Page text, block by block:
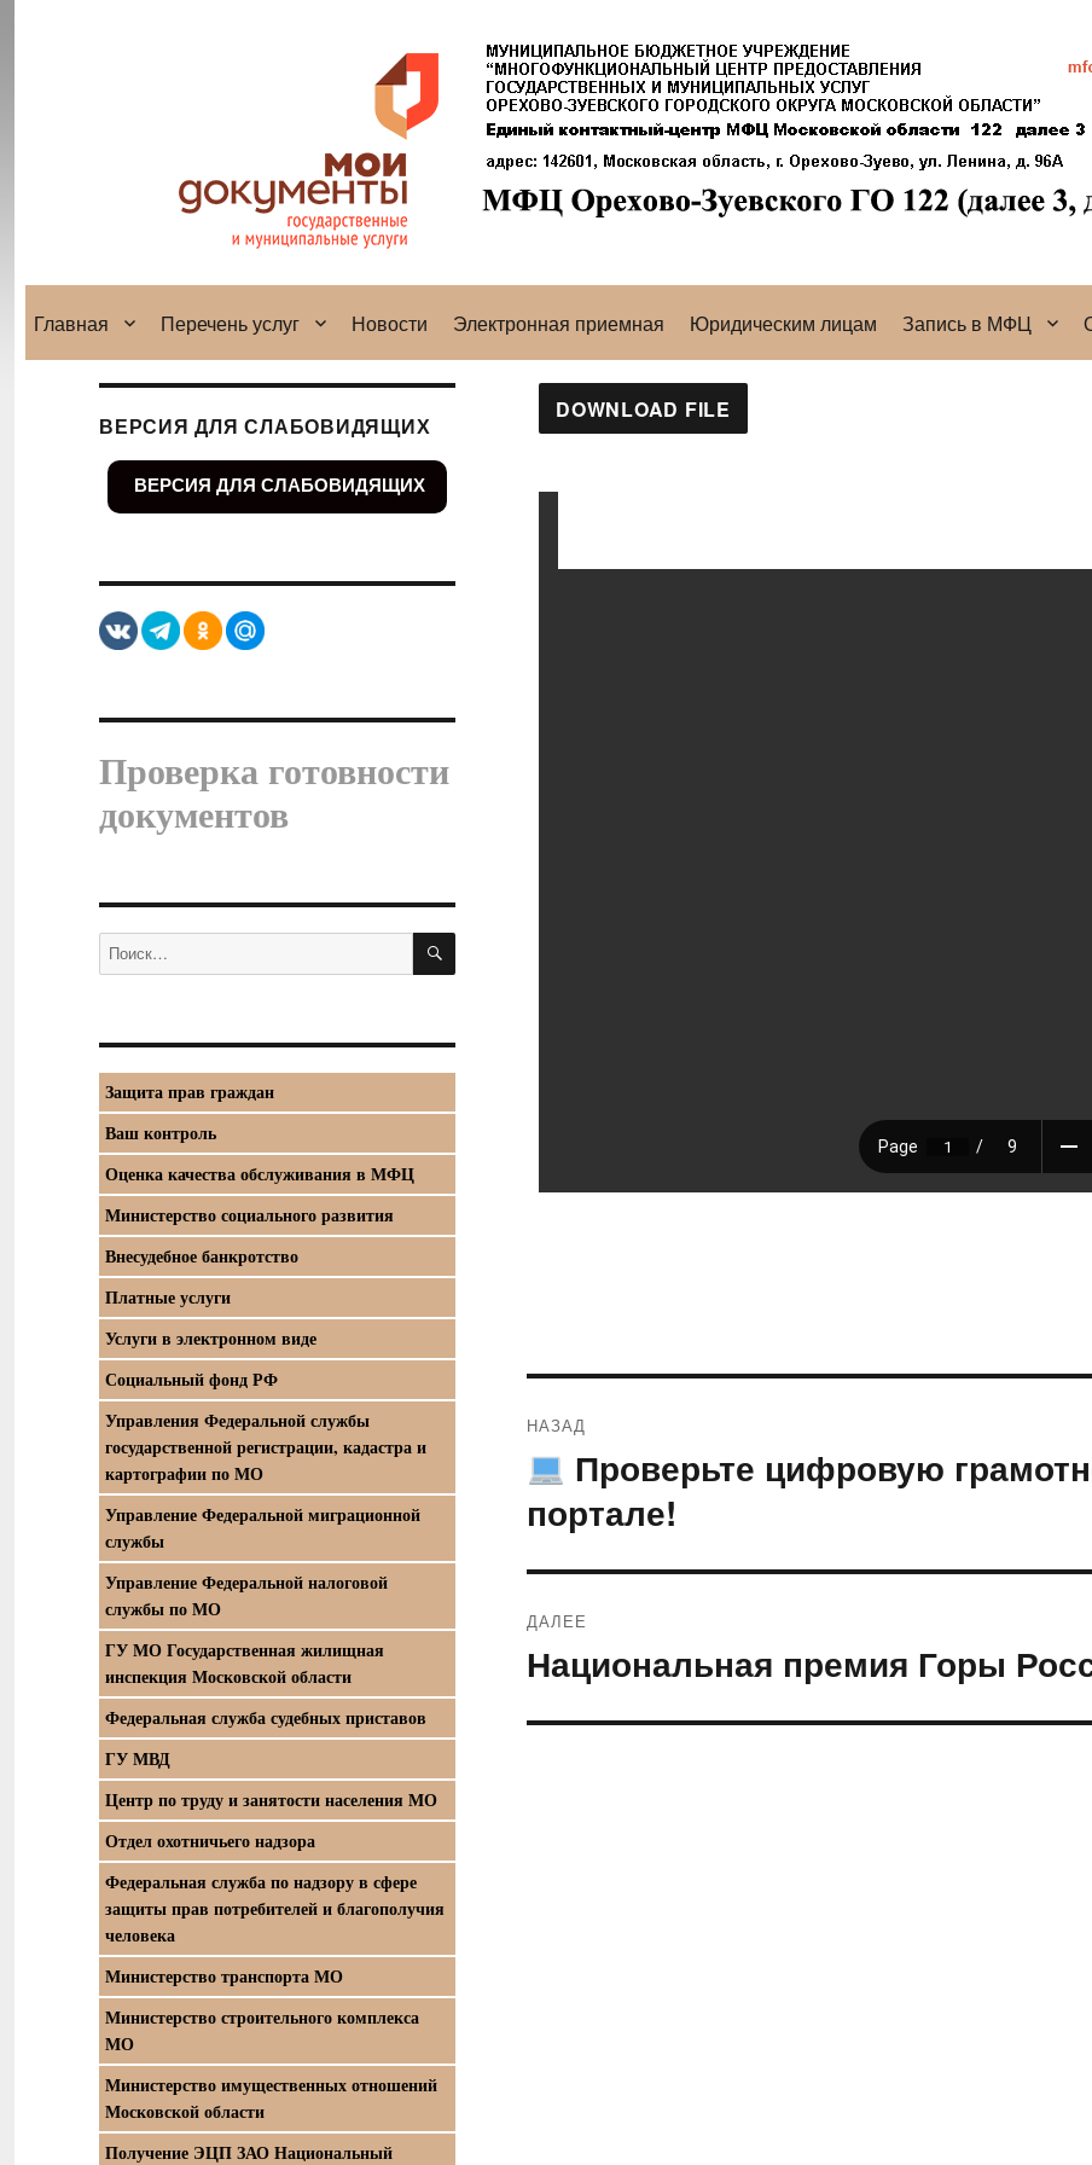
Главная Перечень услуг Новости Электронная приемная Юридическим лицам Запись в МФЦ
DOWNLOAD FILE
по
записям
НАЗАД
Предыдущая
Проверьте цифровую
портале!
ДАЛЕЕ
Следующая
запись:
Национальная премия Горы
ВЕРСИЯ ДЛЯ СЛАБОВИДЯЩИХ
ВЕРСИЯ ДЛЯ СЛАБОВИДЯЩИХ
Проверка готовности
документов
Искать: ПОИСК
Защита прав граждан
Ваш контроль
Оценка качества обслуживания в МФЦ
Министерство социального развития
Внесудебное банкротство
Платные услуги
Услуги в электронном виде
Социальный фонд РФ
Управления Федеральной службы
государственной регистрации, кадастра и
картографии по МО
Управление Федеральной миграционной
службы
Управление Федеральной налоговой
службы по МО
ГУ МО Государственная жилищная
инспекция Московской области
Федеральная служба судебных приставов
ГУ МВД
Центр по труду и занятости населения МО
Отдел охотничьего надзора
Федеральная служба по надзору в сфере
защиты прав потребителей и благополучия
человека
Министерство транспорта МО
Министерство строительного комплекса
МО
Министерство имущественных отношений
Московской области
Получение ЭЦП ЗАО Национальный